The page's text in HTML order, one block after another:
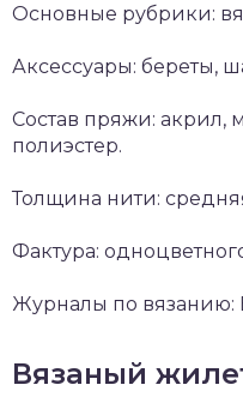
Основные рубрики:
Аксессуары: береты,
Состав пряжи: акрил,
полиэстер.
Толщина нити:
Фактура:
Журналы по вязанию:
Вязаный